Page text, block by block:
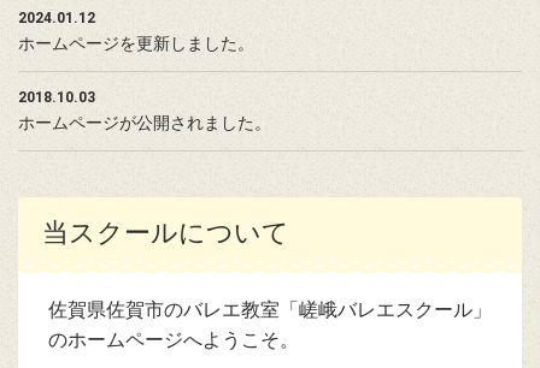
2024.01.12
ホームページを更新しました。
2018.10.03
ホームページが公開されました。
当スクールについて
佐賀県佐賀市のバレエ教室「嵯峨バレエスクール」
のホームページへようこそ。